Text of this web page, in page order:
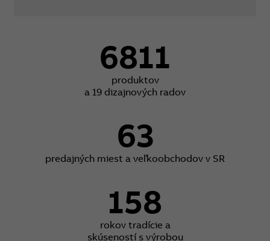
6811
produktov
a 19 dizajnových radov
63
predajných miest a veľkoobchodov v SR
158
rokov tradície a
skúseností s výrobou